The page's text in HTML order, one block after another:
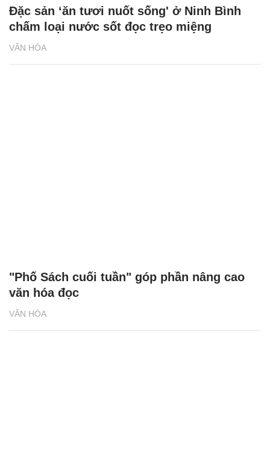
VĂN HÓA
Đặc sản ‘ăn tươi nuốt sống' ở Ninh Bình
chấm loại nước sốt đọc trẹo miệng
VĂN HÓA
"Phố Sách cuối tuần" góp phần nâng cao
văn hóa đọc